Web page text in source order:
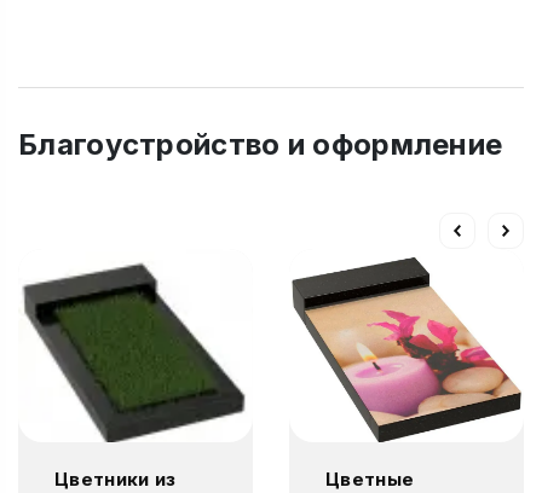
Благоустройство и оформление
Цветники из
Цветные